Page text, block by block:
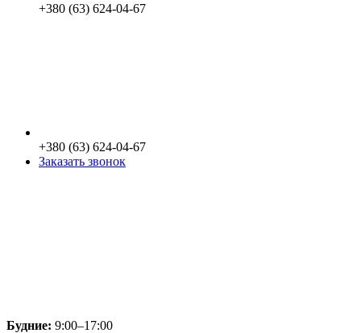
+380 (63) 624-04-67
+380 (63) 624-04-67
Заказать звонок
Будние: 9:00–17:00